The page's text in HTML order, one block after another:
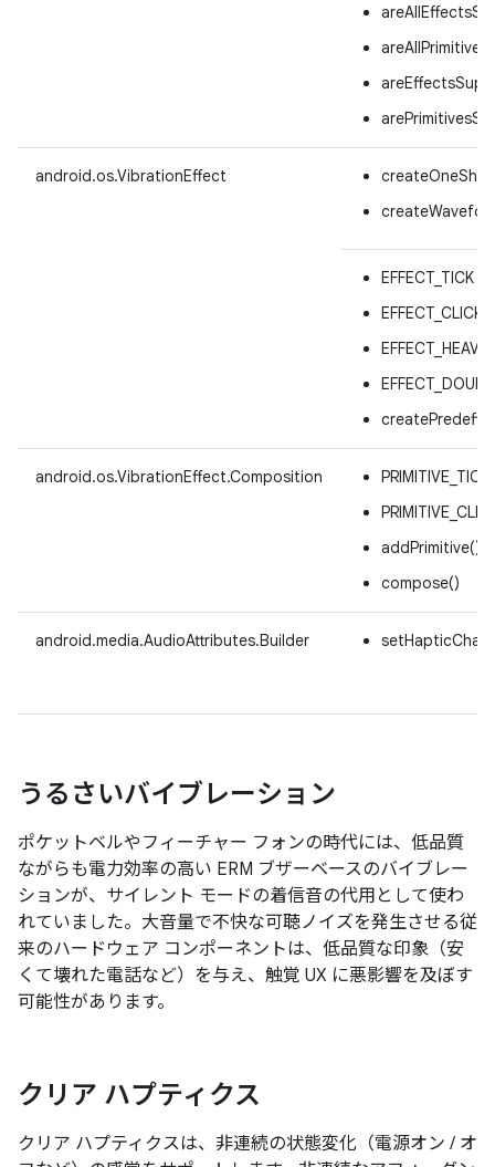
android.os.VibrationEffect
EFFECT_TICK
EFFECT_CLICK
android.os.VibrationEffect.Composition
PRIMITIVE_TICK
addPrimitive()
compose()
android.media.AudioAttributes.Builder
うるさいバイブレーション
ポケットベルやフィーチャー フォンの時代には、低品質
ながらも電力効率の高い ERM ブザーベースのバイブレー
ションが、サイレント モードの着信音の代用として使わ
れていました。大音量で不快な可聴ノイズを発生させる従
来のハードウェア コンポーネントは、低品質な印象（安
くて壊れた電話など）を与え、触覚 UX に悪影響を及ぼす
可能性があります。
クリア ハプティクス
クリア ハプティクスは、 非連続の状態変化（電源オン / オ